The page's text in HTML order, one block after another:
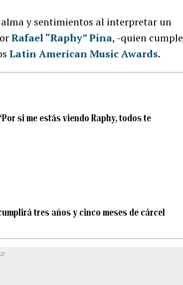
y sentimientos al interpretar un
Rafael “Raphy” Pina, -quien cumple
Latin American Music Awards.
si me estás viendo Raphy, todos te
tres años y cinco meses de cárcel